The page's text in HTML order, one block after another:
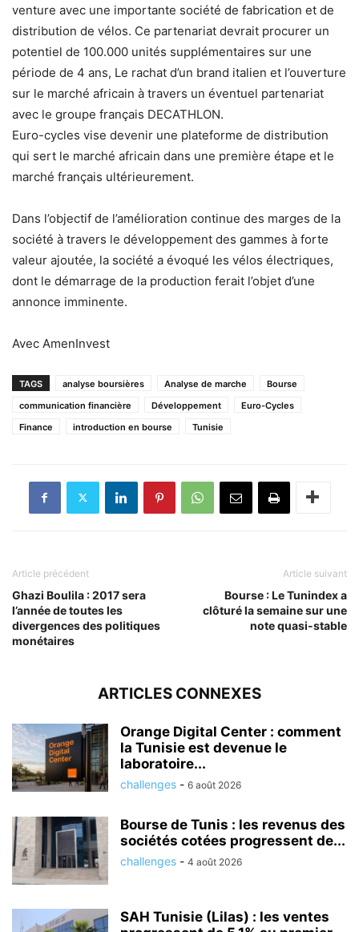
venture avec une importante société de fabrication et de
distribution de vélos. Ce partenariat devrait procurer un
potentiel de 100.000 unités supplémentaires sur une
période de 4 ans, Le rachat d’un brand italien et l’ouverture
sur le marché africain à travers un éventuel partenariat
avec le groupe français DECATHLON.
Euro-cycles vise devenir une plateforme de distribution
qui sert le marché africain dans une première étape et le
marché français ultérieurement.
Dans l’objectif de l’amélioration continue des marges de la
société à travers le développement des gammes à forte
valeur ajoutée, la société a évoqué les vélos électriques,
dont le démarrage de la production ferait l’objet d’une
annonce imminente.
Avec AmenInvest
TAGS analyse boursières Analyse de marche
Bourse
communication financière
Développement
Euro-Cycles
Finance
introduction en bourse Tunisie
Article précédent
Ghazi Boulila : 2017 sera
l’année de toutes les
divergences des politiques
monétaires
Article suivant
Bourse : Le Tunindex a
clôturé la semaine sur une
note quasi-stable
ARTICLES CONNEXES
Orange Digital Center : comment
la Tunisie est devenue le
laboratoire...
challenges - 6 août 2026
Bourse de Tunis : les revenus des
sociétés cotées progressent de...
challenges - 4 août 2026
SAH Tunisie (Lilas) : les ventes